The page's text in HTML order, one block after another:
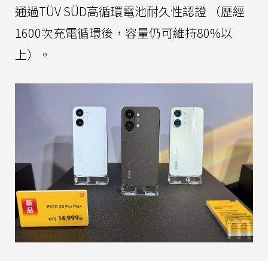
通過TÜV SÜD高循環電池耐久性認證 （歷經
1600次充電循環後，容量仍可維持80%以
上）。